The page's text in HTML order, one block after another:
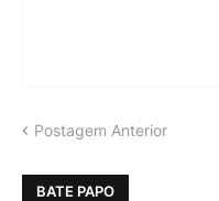
Postagem Anterior
BATE PAPO